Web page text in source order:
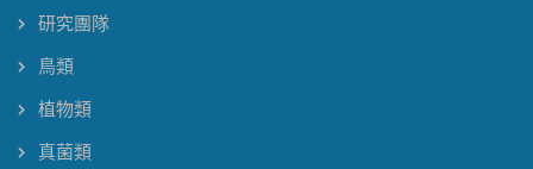
研究團隊
鳥類
植物類
真菌類